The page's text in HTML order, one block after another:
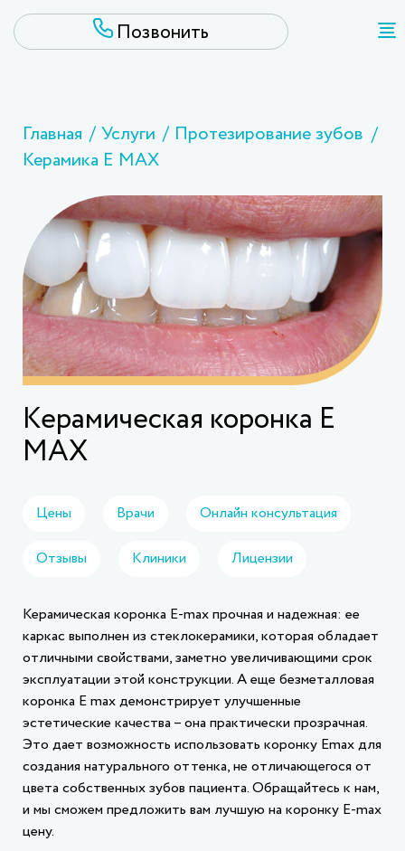
Главная Услуги
Протезирование зубов
Керамика E MAX
Керамическая коронка E
MAX
Цены Врачи Онлайн консультация
Отзывы Клиники Лицензии
Керамическая коронка Е-max прочная и надежная: ее
каркас выполнен из стеклокерамики, которая обладает
отличными свойствами, заметно увеличивающими срок
эксплуатации этой конструкции. А еще безметалловая
коронка Е max демонстрирует улучшенные
эстетические качества – она практически прозрачная.
Это дает возможность использовать коронку Еmax для
создания натурального оттенка, не отличающегося от
цвета собственных зубов пациента. Обращайтесь к нам,
и мы сможем предложить вам лучшую на коронку Е-max
цену.